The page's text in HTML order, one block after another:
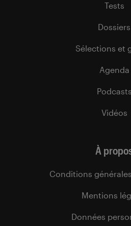
Tests
Dossiers
Sélections et
Agenda
Podcasts
Vidéos
À
Conditions
Mentions
Données